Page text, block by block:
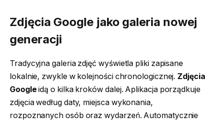
Zdjęcia Google jako galeria nowej
generacji
Tradycyjna galeria zdjęć wyświetla pliki zapisane
lokalnie, zwykle w kolejności chronologicznej. Zdjęcia
Googleidą o kilka kroków dalej. Aplikacja porządkuje
zdjęcia według daty, miejsca wykonania,
rozpoznanych osób oraz wydarzeń. Automatycznie